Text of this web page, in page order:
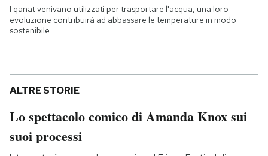
I qanat venivano utilizzati per trasportare l'acqua, una loro
evoluzione contribuirà ad abbassare le temperature in modo
sostenibile
ALTRE STORIE
Lo spettacolo comico di Amanda Knox sui
suoi processi